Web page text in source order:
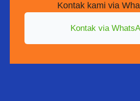
Kontak kami via
Kontak via